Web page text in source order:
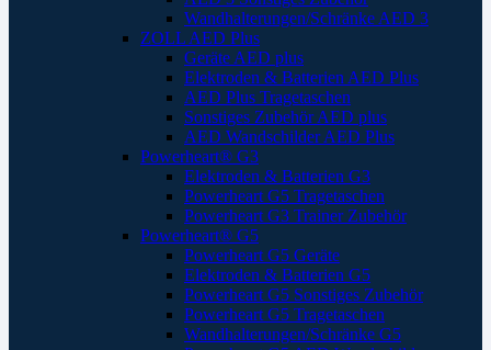
Wandhalterungen/Schränke AED 3
ZOLL AED Plus
Geräte AED plus
Elektroden & Batterien AED Plus
AED Plus Tragetaschen
Sonstiges Zubehör AED plus
AED Wandschilder AED Plus
Powerheart® G3
Elektroden & Batterien G3
Powerheart G5 Tragetaschen
Powerheart G3 Trainer Zubehör
Powerheart® G5
Powerheart G5 Geräte
Elektroden & Batterien G5
Powerheart G5 Sonstiges Zubehör
Powerheart G5 Tragetaschen
Wandhalterungen/Schränke G5